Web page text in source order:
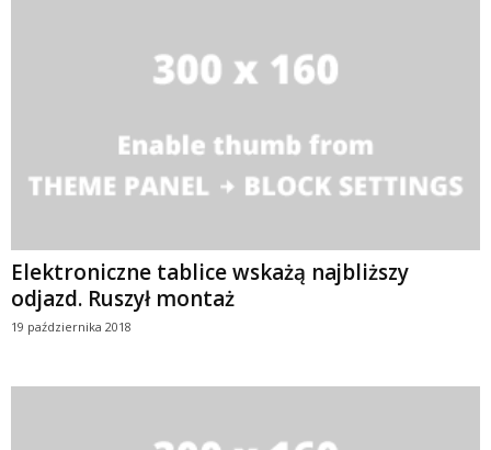
Elektroniczne tablice wskażą najbliższy
odjazd. Ruszył montaż
19 października 2018